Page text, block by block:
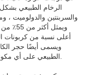
الرخام الطبيعي
والسربنتين والدولوميت ،
ويمثل
ويسمى أيضًا حجر